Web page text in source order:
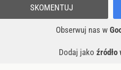
Obserwuj nas w
Dodaj jako źródło
SKOMENTUJ